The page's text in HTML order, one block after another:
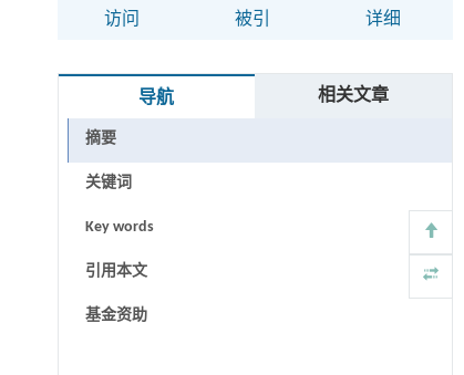
访问 被引 详细
导航 相关文章
摘要
关键词
Key words
引用本文
基金资助